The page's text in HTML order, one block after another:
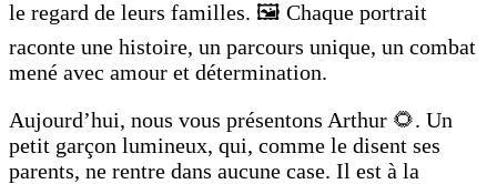
le regard de leurs familles. 🖼️ Chaque portrait
raconte une histoire, un parcours unique, un combat
mené avec amour et détermination.
Aujourd’hui, nous vous présentons Arthur 🌻. Un
petit garçon lumineux, qui, comme le disent ses
parents, ne rentre dans aucune case. Il est à la